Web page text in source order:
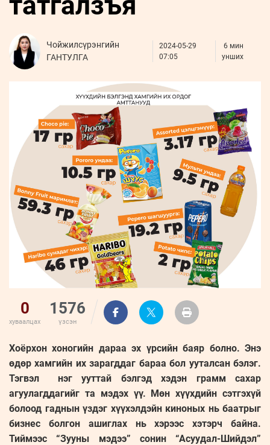
Бүртгүүлэх
Нэвтрэх
Бизнес
forum
ФОТО
УРЛАГ
MEDEE
WEEKLY
Чойжилсүрэнгийн
ГАНТУЛГА
2024-05-29
07:05
6 мин
унших
0
хуваалцах
1576
үзсэн
Хоёрхон хоногийн дараа эх үрсийн баяр болно. Энэ
өдөр хамгийн их зарагддаг бараа бол ууталсан бэлэг.
Тэгвэл нэг ууттай бэлгэд хэдэн грамм сахар
агуулагддагийг та мэдэх үү. Мөн хүүхдийн сэтгэхүй
болоод гаднын үздэг хүүхэлдэйн киноных нь баатрыг
бизнес болгон ашиглах нь хэрээс хэтэрч байна.
Тиймээс “Зууны мэдээ” сонин “Асуудал-Шийдэл”